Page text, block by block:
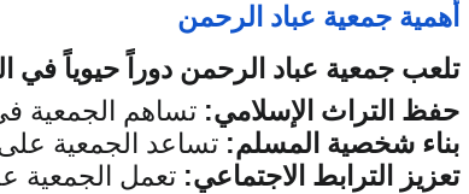
أهمية جمعية عباد الرحمن
تلعب جمعية عباد الرحمن دوراً حيوياً
حفظ التراث الإسلامي: تساهم الجمعية
بناء شخصية المسلم: تساعد الجمعية على
تعزيز الترابط الاجتماعي: تعمل الجمعية